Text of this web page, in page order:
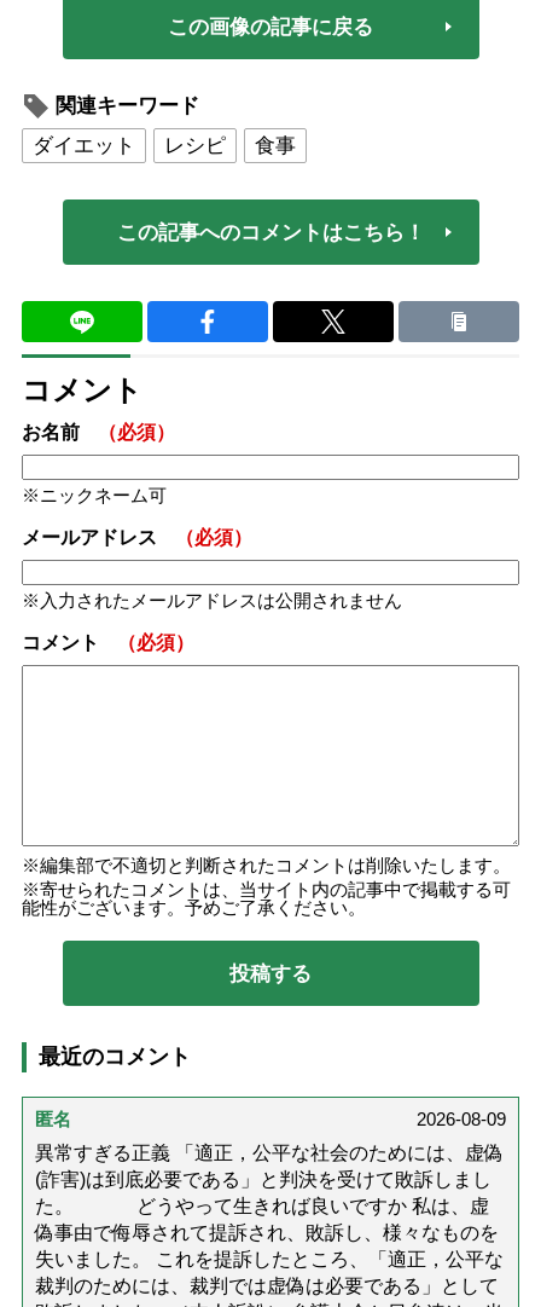
この画像の記事に戻る
関連キーワード
ダイエット
レシピ 食事
この記事へのコメントはこちら！
コメント
お名前 （必須）
ニックネーム可
メールアドレス （必須）
入力されたメールアドレスは公開されません
コメント （必須）
編集部で不適切と判断されたコメントは削除いたします。
寄せられたコメントは、当サイト内の記事中で掲載する可
能性がございます。予めご了承ください。
最近のコメント
匿名
2026-08-09
異常すぎる正義 「適正，公平な社会のためには、虚偽
(詐害)は到底必要である」と判決を受けて敗訴しまし
た。 どうやって生きれば良いですか 私は、虚
偽事由で侮辱されて提訴され、敗訴し、様々なものを
失いました。 これを提訴したところ、「適正，公平な
裁判のためには、裁判では虚偽は必要である」として